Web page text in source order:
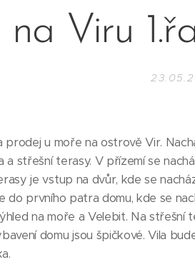
na Viru
prodej u moře na ostrově Vir.
a střešní terasy. V přízemí se
je vstup na dvůr, kde se
do prvního patra domu, kde se
na moře a Velebit. Na střešní
domu jsou špičkové. Vila